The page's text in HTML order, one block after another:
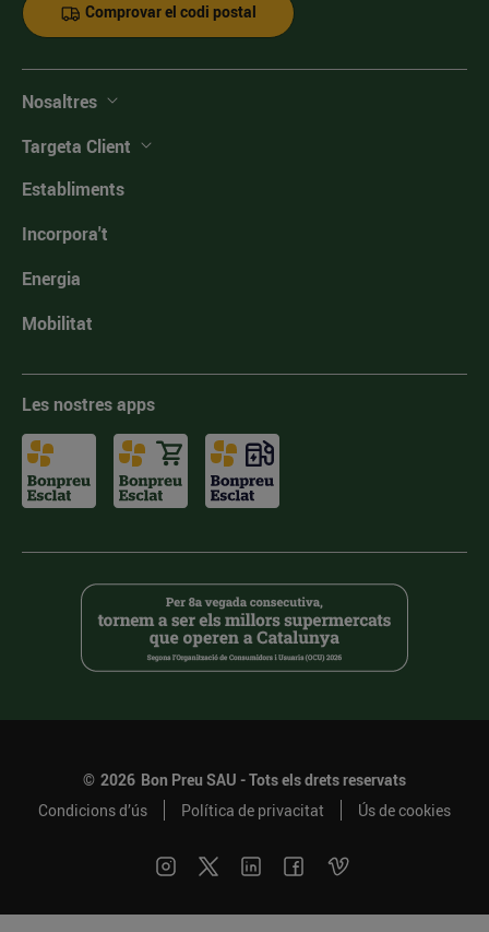
Comprovar el codi postal
Nosaltres
Targeta Client
Establiments
Incorpora't
Energia
Mobilitat
Les nostres apps
© 2026 Bon Preu SAU - Tots els drets reservats
Condicions d’ús
Política de privacitat Ús de cookies